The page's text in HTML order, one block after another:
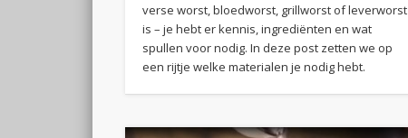
verse worst, bloedworst, grillworst of leverworst
is – je hebt er kennis, ingrediënten en wat
spullen voor nodig. In deze post zetten we op
een rijtje welke materialen je nodig hebt.